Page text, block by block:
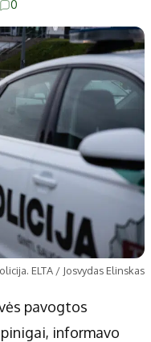
palūkanos
naujienos
naujienos
savivaldybės
rajono
rajono
rajono
rajono
rajono
0
ELTA / Josvydas Elinskas
pavogtos
informavo